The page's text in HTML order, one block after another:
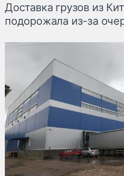
Доставка грузов из
подорожала из-за